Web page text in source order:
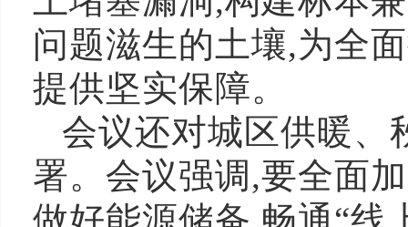
问题滋生的土壤,为全
提供坚实保障。
会议还对城区供暖、
署。会议强调,要全面